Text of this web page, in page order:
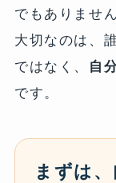
でもありません
大切なのは、
ではなく、
自
です。
まずは